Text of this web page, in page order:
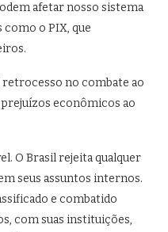
afetar nosso sistema
o PIX, que
no combate ao
prejuízos econômicos ao
O Brasil rejeita qualquer
seus assuntos internos.
e combatido
com suas instituições,